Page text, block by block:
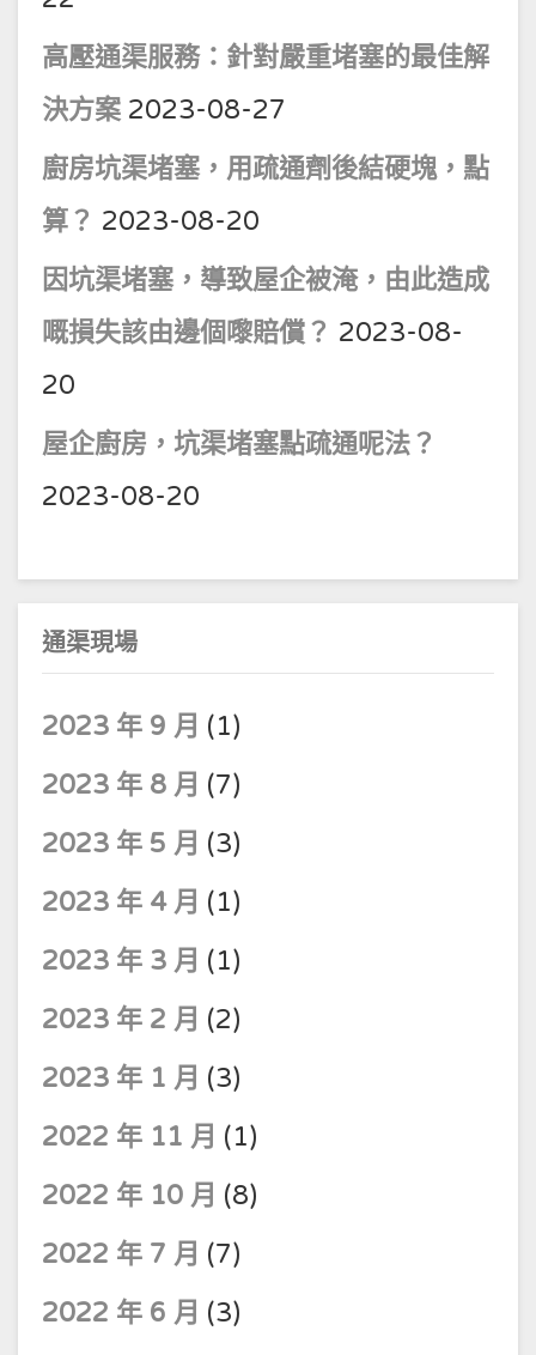
高壓通渠服務：針對嚴重堵塞的最佳解
決方案 2023-08-27
廚房坑渠堵塞，用疏通劑後結硬塊，點
算？ 2023-08-20
因坑渠堵塞，導致屋企被淹，由此造成
嘅損失該由邊個嚟賠償？ 2023-08-
20
屋企廚房，坑渠堵塞點疏通呢法？
2023-08-20
通渠現場
2023 年 9 月 (1)
2023 年 8 月 (7)
2023 年 5 月 (3)
2023 年 4 月 (1)
2023 年 3 月 (1)
2023 年 2 月 (2)
2023 年 1 月 (3)
2022 年 11 月 (1)
2022 年 10 月 (8)
2022 年 7 月 (7)
2022 年 6 月 (3)